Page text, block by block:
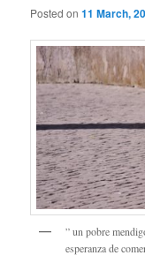
Posted on11 March,
” un pobre
esperanza de